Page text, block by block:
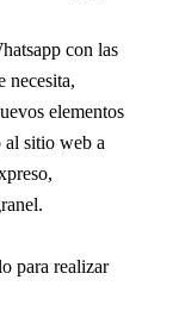
con las
necesita,
elementos
al sitio web a
para realizar